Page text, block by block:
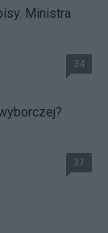
Ministra
34
37